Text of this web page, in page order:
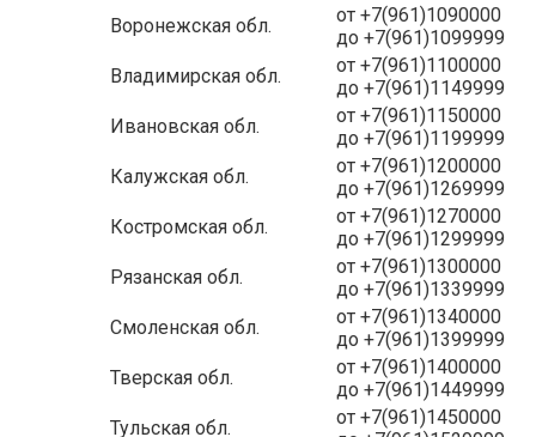
Воронежская обл.
от +7(961)1090000
до +7(961)1099999
Владимирская обл.
от +7(961)1100000
до +7(961)1149999
Ивановская обл.
от +7(961)1150000
до +7(961)1199999
Калужская обл.
от +7(961)1200000
до +7(961)1269999
Костромская обл.
от +7(961)1270000
до +7(961)1299999
Рязанская обл.
от +7(961)1300000
до +7(961)1339999
Смоленская обл.
от +7(961)1340000
до +7(961)1399999
Тверская обл.
от +7(961)1400000
до +7(961)1449999
Тульская обл.
от +7(961)1450000